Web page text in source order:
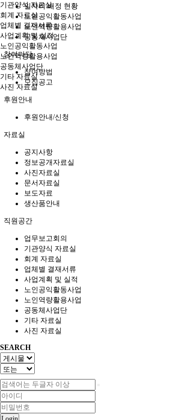
기관양식 자료실
회계 자료실
업체별 결재서류
사업계획 및 실적
노인공익활동사업
노인역량활용사업
공동체사업단
기타 자료실
사진 자료실
일자리 배정 현황
노인공익활동사업
노인역량활용사업
공동체사업단
참여마당
참여방법
모집공고
후원안내
후원안내/신청
자료실
공지사항
정보공개자료실
사진자료실
문서자료실
보도자료
생산품안내
직원공간
업무보고회의
기관양식 자료실
회계 자료실
업체별 결재서류
사업계획 및 실적
노인공익활동사업
노인역량활용사업
공동체사업단
기타 자료실
사진 자료실
SEARCH